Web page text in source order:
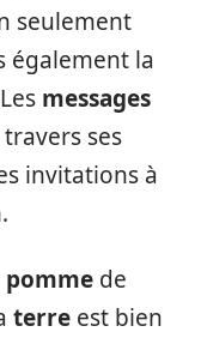
seulement
également la
messages
ses
invitations à
pomme de
terre est bien